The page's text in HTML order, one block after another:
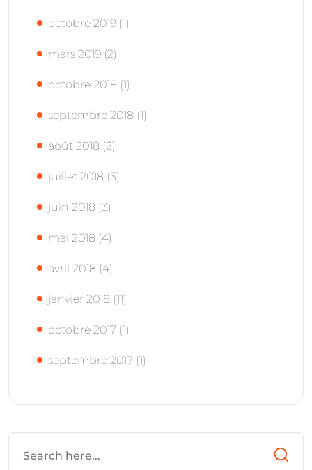
octobre 2019 (1)
mars 2019 (2)
octobre 2018 (1)
septembre 2018 (1)
août 2018 (2)
juillet 2018 (3)
juin 2018 (3)
mai 2018 (4)
avril 2018 (4)
janvier 2018 (11)
octobre 2017 (1)
septembre 2017 (1)